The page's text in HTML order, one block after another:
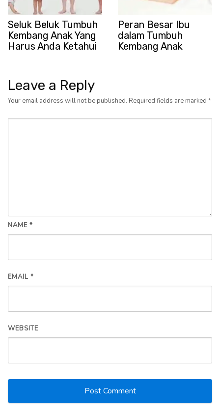
Seluk Beluk Tumbuh
Kembang Anak Yang
Harus Anda Ketahui
Peran Besar Ibu
dalam Tumbuh
Kembang Anak
Leave a Reply
Your email address will not be published. Required fields are marked *
NAME *
EMAIL *
WEBSITE